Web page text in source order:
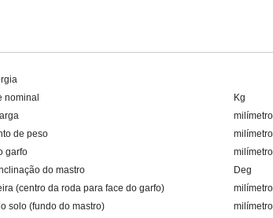
nominal Kg
de peso
garfo
do mastro Deg
(centro da roda para face do garfo)
solo (fundo do mastro)